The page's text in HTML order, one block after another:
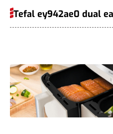
Tefal ey942ae0 dual